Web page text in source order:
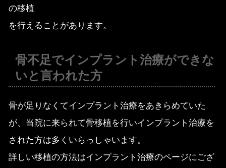
の移植
を行えることがあります。
骨不足でインプラント治療ができな
いと言われた方
骨が足りなくてインプラント治療をあきらめていた
が、当院に来られて骨移植を行いインプラント治療を
された方は多くいらっしゃいます。
詳しい移植の方法はインプラント治療のページにござ